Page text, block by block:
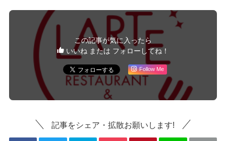
この記事が気に入ったら
いいね または フォローしてね！
Follow Me
記事をシェア・拡散お願いします!